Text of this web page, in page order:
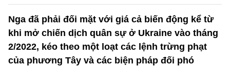
Nga đã phải đối mặt với giá cả biến động kể từ
khi mở chiến dịch quân sự ở Ukraine vào tháng
2/2022, kéo theo một loạt các lệnh trừng phạt
của phương Tây và các biện pháp đối phó